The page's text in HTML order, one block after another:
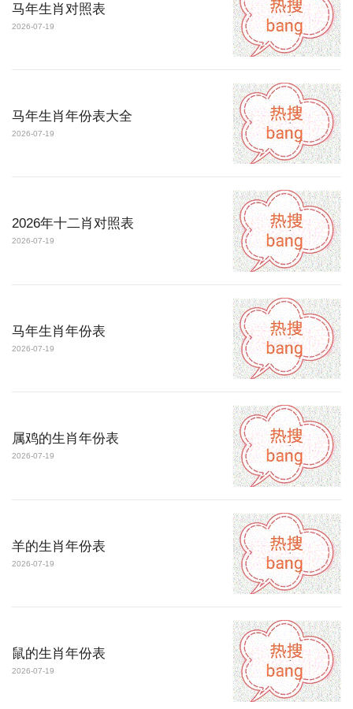
马年生肖对照表
2026-07-19
马年生肖年份表大全
2026-07-19
2026年十二肖对照表
2026-07-19
马年生肖年份表
2026-07-19
属鸡的生肖年份表
2026-07-19
羊的生肖年份表
2026-07-19
鼠的生肖年份表
2026-07-19